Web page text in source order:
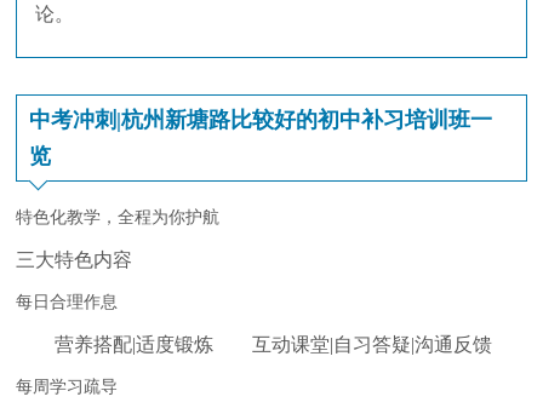
论。
中考冲刺|杭州新塘路比较好的初中补习培训班一
览
特色化教学，全程为你护航
三大特色内容
每日合理作息
营养搭配|适度锻炼 互动课堂|自习答疑|沟通反馈
每周学习疏导